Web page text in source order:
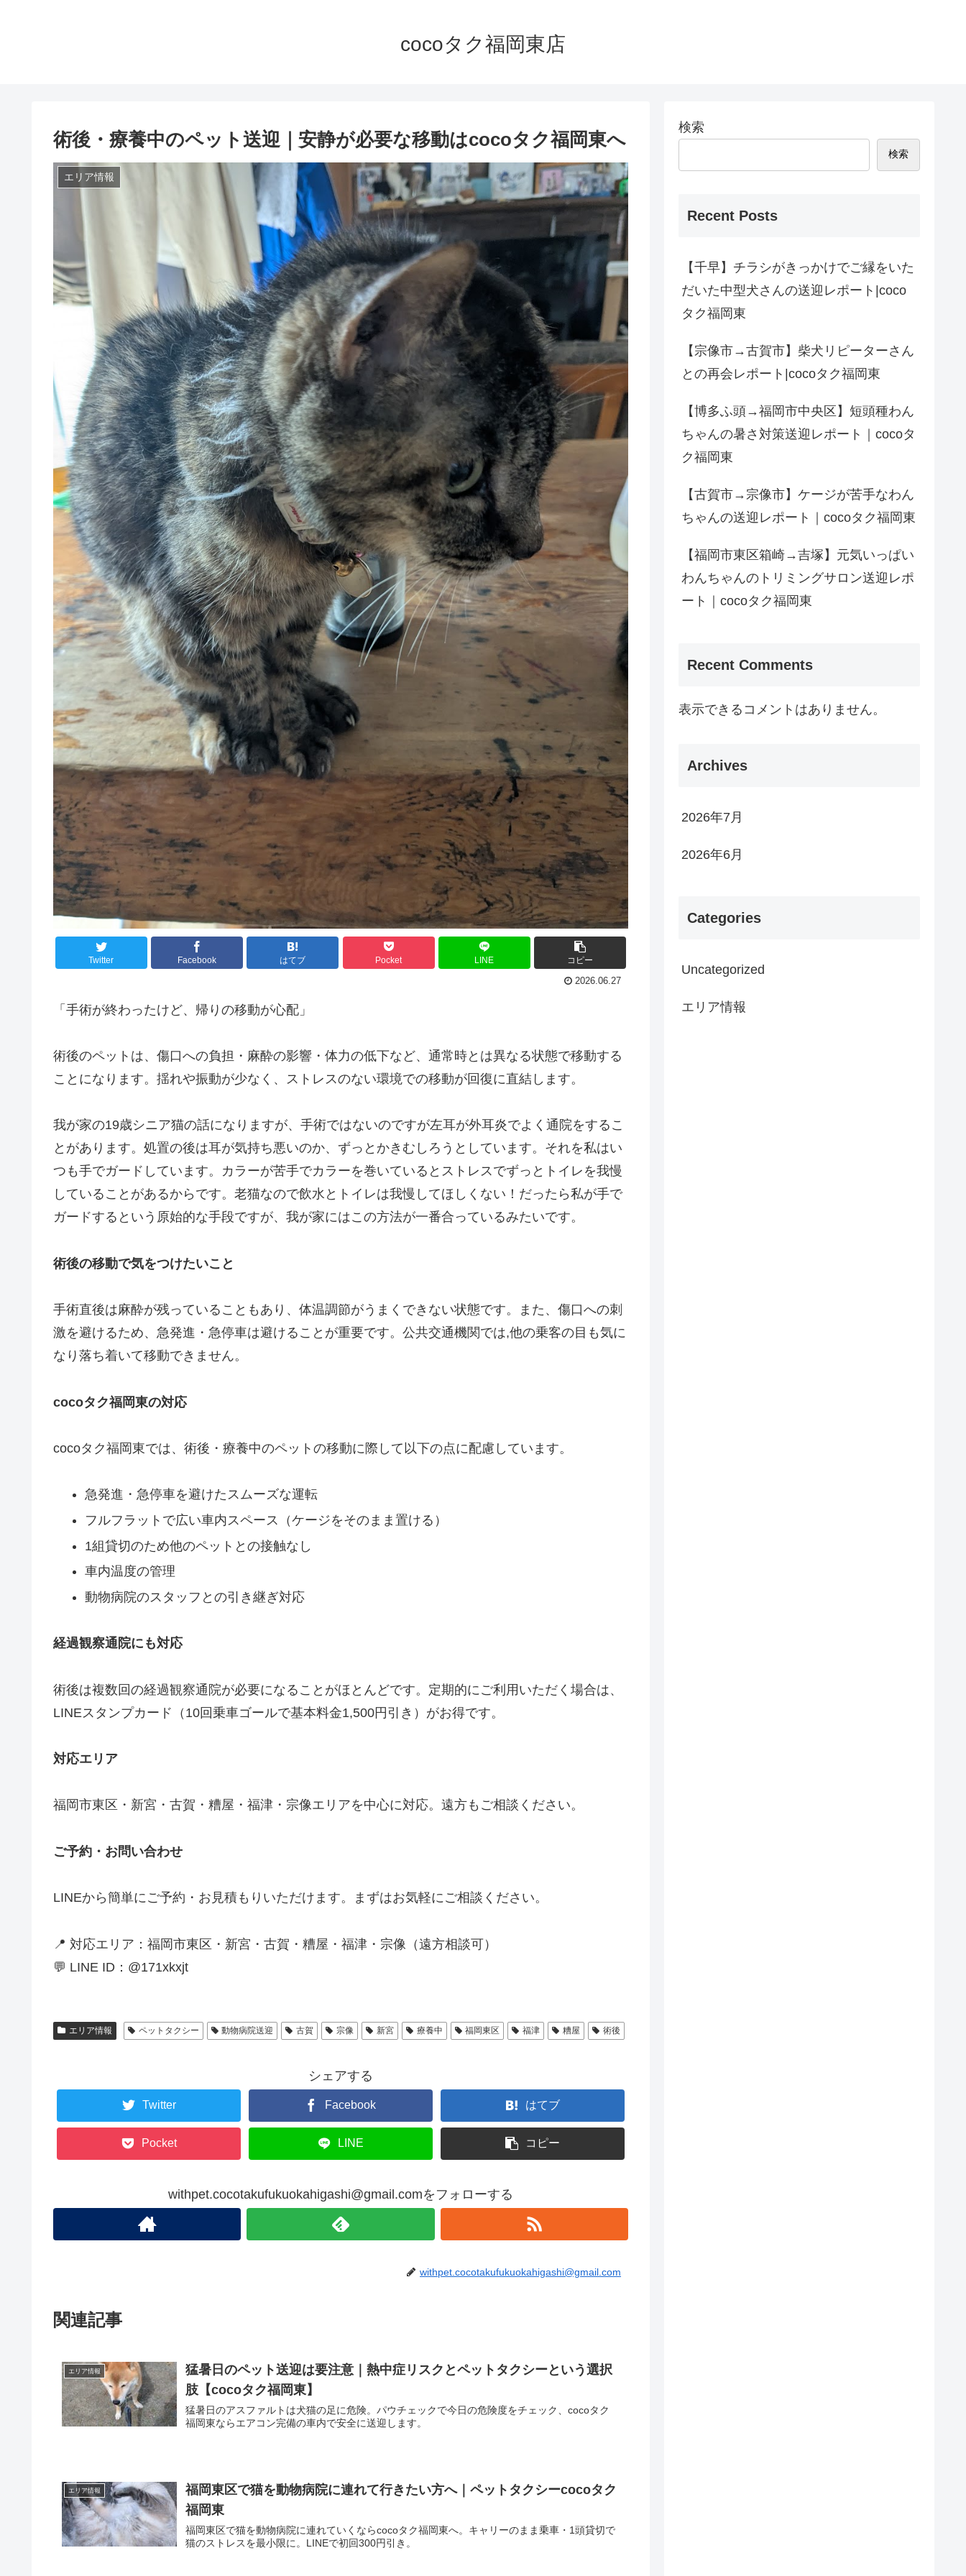
cocoタク福岡東店
術後・療養中のペット送迎｜安静が必要な移動はcocoタク福岡東へ
エリア情報
Twitter Facebook はてブ Pocket LINE コピー
2026.06.27
「手術が終わったけど、帰りの移動が心配」
術後のペットは、傷口への負担・麻酔の影響・体力の低下など、通常時とは異なる状態で移動する
ことになります。揺れや振動が少なく、ストレスのない環境での移動が回復に直結します。
我が家の19歳シニア猫の話になりますが、手術ではないのですが左耳が外耳炎でよく通院をするこ
とがあります。処置の後は耳が気持ち悪いのか、ずっとかきむしろうとしています。それを私はい
つも手でガードしています。カラーが苦手でカラーを巻いているとストレスでずっとトイレを我慢
していることがあるからです。老猫なので飲水とトイレは我慢してほしくない！だったら私が手で
ガードするという原始的な手段ですが、我が家にはこの方法が一番合っているみたいです。
術後の移動で気をつけたいこと
手術直後は麻酔が残っていることもあり、体温調節がうまくできない状態です。また、傷口への刺
激を避けるため、急発進・急停車は避けることが重要です。公共交通機関では,他の乗客の目も気に
なり落ち着いて移動できません。
cocoタク福岡東の対応
cocoタク福岡東では、術後・療養中のペットの移動に際して以下の点に配慮しています。
急発進・急停車を避けたスムーズな運転
フルフラットで広い車内スペース（ケージをそのまま置ける）
1組貸切のため他のペットとの接触なし
車内温度の管理
動物病院のスタッフとの引き継ぎ対応
経過観察通院にも対応
術後は複数回の経過観察通院が必要になることがほとんどです。定期的にご利用いただく場合は、
LINEスタンプカード（10回乗車ゴールで基本料金1,500円引き）がお得です。
対応エリア
福岡市東区・新宮・古賀・糟屋・福津・宗像エリアを中心に対応。遠方もご相談ください。
ご予約・お問い合わせ
LINEから簡単にご予約・お見積もりいただけます。まずはお気軽にご相談ください。
📍 対応エリア：福岡市東区・新宮・古賀・糟屋・福津・宗像（遠方相談可）
💬 LINE ID：@171xkxjt
エリア情報 ペットタクシー 動物病院送迎 古賀 宗像 新宮 療養中 福岡東区 福津 糟屋 術後
シェアする
Twitter Facebook はてブ
Pocket LINE コピー
withpet.cocotakufukuokahigashi@gmail.comをフォローする
withpet.cocotakufukuokahigashi@gmail.com
関連記事
エリア情報
猛暑日のペット送迎は要注意｜熱中症リスクとペットタクシーという選択
肢【cocoタク福岡東】
猛暑日のアスファルトは犬猫の足に危険。パウチェックで今日の危険度をチェック、cocoタク
福岡東ならエアコン完備の車内で安全に送迎します。
エリア情報
福岡東区で猫を動物病院に連れて行きたい方へ｜ペットタクシーcocoタク
福岡東
福岡東区で猫を動物病院に連れていくならcocoタク福岡東へ。キャリーのまま乗車・1頭貸切で
猫のストレスを最小限に。LINEで初回300円引き。
検索
検索
Recent Posts
【千早】チラシがきっかけでご縁をいた
だいた中型犬さんの送迎レポート|coco
タク福岡東
【宗像市→古賀市】柴犬リピーターさん
との再会レポート|cocoタク福岡東
【博多ふ頭→福岡市中央区】短頭種わん
ちゃんの暑さ対策送迎レポート｜cocoタ
ク福岡東
【古賀市→宗像市】ケージが苦手なわん
ちゃんの送迎レポート｜cocoタク福岡東
【福岡市東区箱崎→吉塚】元気いっぱい
わんちゃんのトリミングサロン送迎レポ
ート｜cocoタク福岡東
Recent Comments
表示できるコメントはありません。
Archives
2026年7月
2026年6月
Categories
Uncategorized
エリア情報